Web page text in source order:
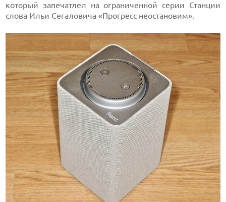
который запечатлел на ограниченной серии Станции
слова Ильи Сегаловича «Прогресс неостановим».